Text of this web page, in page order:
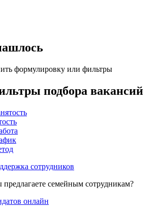
формулировку или фильтры
подбора вакансий
сотрудников
семейным сотрудникам?
онлайн